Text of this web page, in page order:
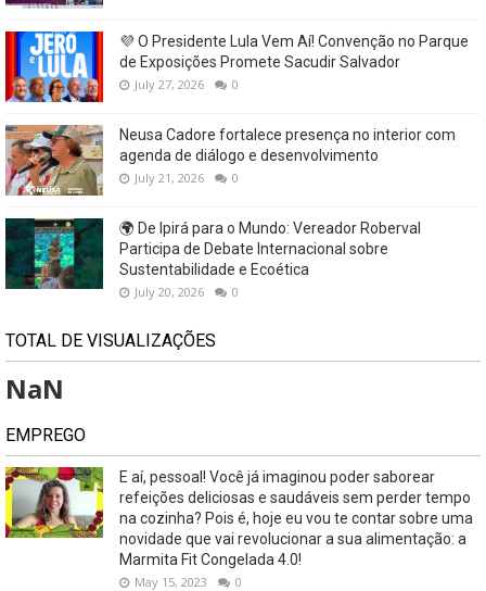
💜 O Presidente Lula Vem Aí! Convenção no Parque
de Exposições Promete Sacudir Salvador
July 27, 2026 0
Neusa Cadore fortalece presença no interior com
agenda de diálogo e desenvolvimento
July 21, 2026 0
🌍 De Ipirá para o Mundo: Vereador Roberval
Participa de Debate Internacional sobre
Sustentabilidade e Ecoética
July 20, 2026 0
TOTAL DE VISUALIZAÇÕES
NaN
EMPREGO
E aí, pessoal! Você já imaginou poder saborear
refeições deliciosas e saudáveis ​​sem perder tempo
na cozinha? Pois é, hoje eu vou te contar sobre uma
novidade que vai revolucionar a sua alimentação: a
Marmita Fit Congelada 4.0!
May 15, 2023 0